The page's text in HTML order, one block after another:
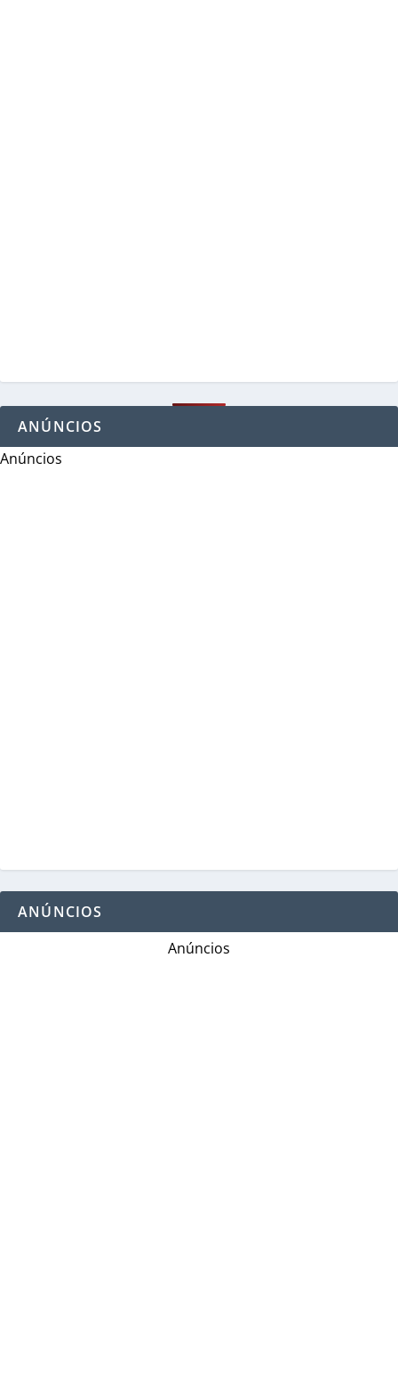
ANÚNCIOS
Anúncios
ANÚNCIOS
Anúncios